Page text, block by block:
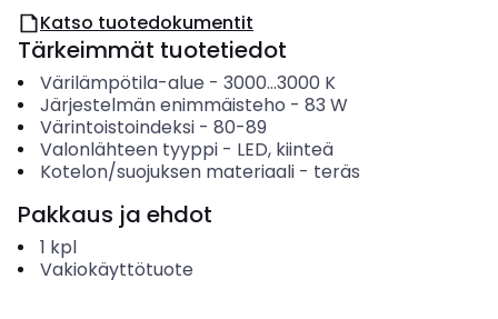
Katso tuotedokumentit
Tärkeimmät tuotetiedot
Värilämpötila-alue - 3000...3000 K
Järjestelmän enimmäisteho - 83 W
Värintoistoindeksi- 80-89
Valonlähteen tyyppi- LED, kiinteä
Kotelon/suojuksen materiaali- teräs
Pakkaus ja ehdot
1 kpl
Vakiokäyttötuote